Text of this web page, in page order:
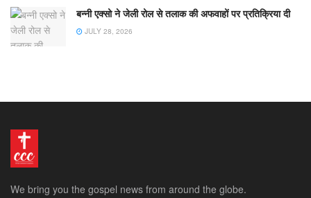
बन्नी एक्सो ने जेली रोल से तलाक की अफवाहों पर प्रतिक्रिया दी
JULY 28, 2026
We bring you the gospel news from around the globe.